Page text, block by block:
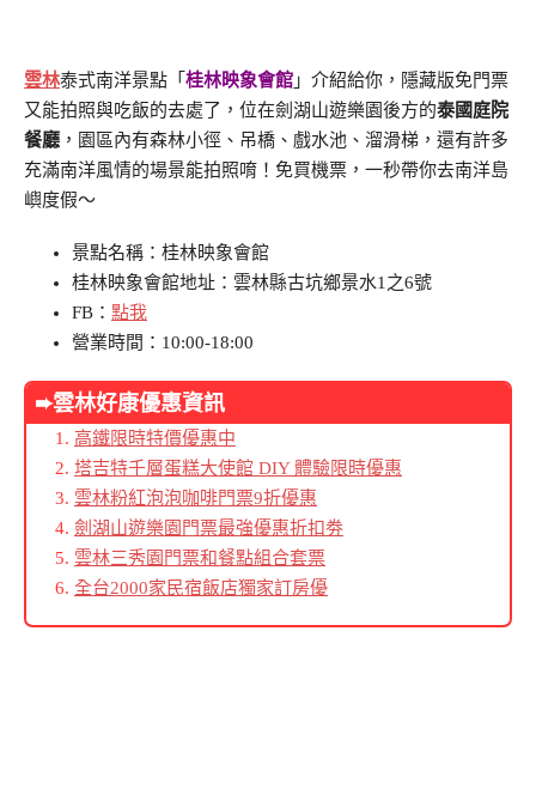
雲林泰式南洋景點「 桂林映象會館 」介紹給你，隱藏版免門票
又能拍照與吃飯的去處了，位在劍湖山遊樂園後方的泰國庭院
餐廳 ，園區內有森林小徑、吊橋、戲水池、溜滑梯，還有許多
充滿南洋風情的場景能拍照唷！免買機票，一秒帶你去南洋島
嶼度假～
景點名稱：桂林映象會館
桂林映象會館地址：雲林縣古坑鄉景水1之6號
FB： 點我
營業時間：10:00-18:00
➨雲林好康優惠資訊
高鐵限時特價優惠中
塔吉特千層蛋糕大使館 DIY 體驗限時優惠
雲林粉紅泡泡咖啡門票9折優惠
劍湖山遊樂園門票最強優惠折扣劵
雲林三秀園門票和餐點組合套票
全台2000家民宿飯店獨家訂房優